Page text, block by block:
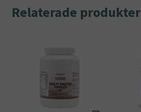
Relaterade produkter